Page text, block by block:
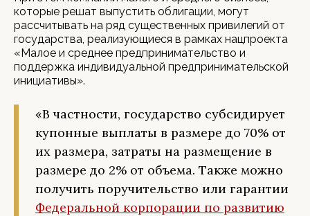
которые решат выпустить облигации, могут
рассчитывать на ряд существенных привилегий от
государства, реализующиеся в рамках нацпроекта
«Малое и среднее предпринимательство и
поддержка индивидуальной предпринимательской
инициативы».
«В частности, государство субсидирует
купонные выплаты в размере до 70% от
их размера, затраты на размещение в
размере до 2% от объема. Также можно
получить поручительство или гарантии
Федеральной корпорации по развитию